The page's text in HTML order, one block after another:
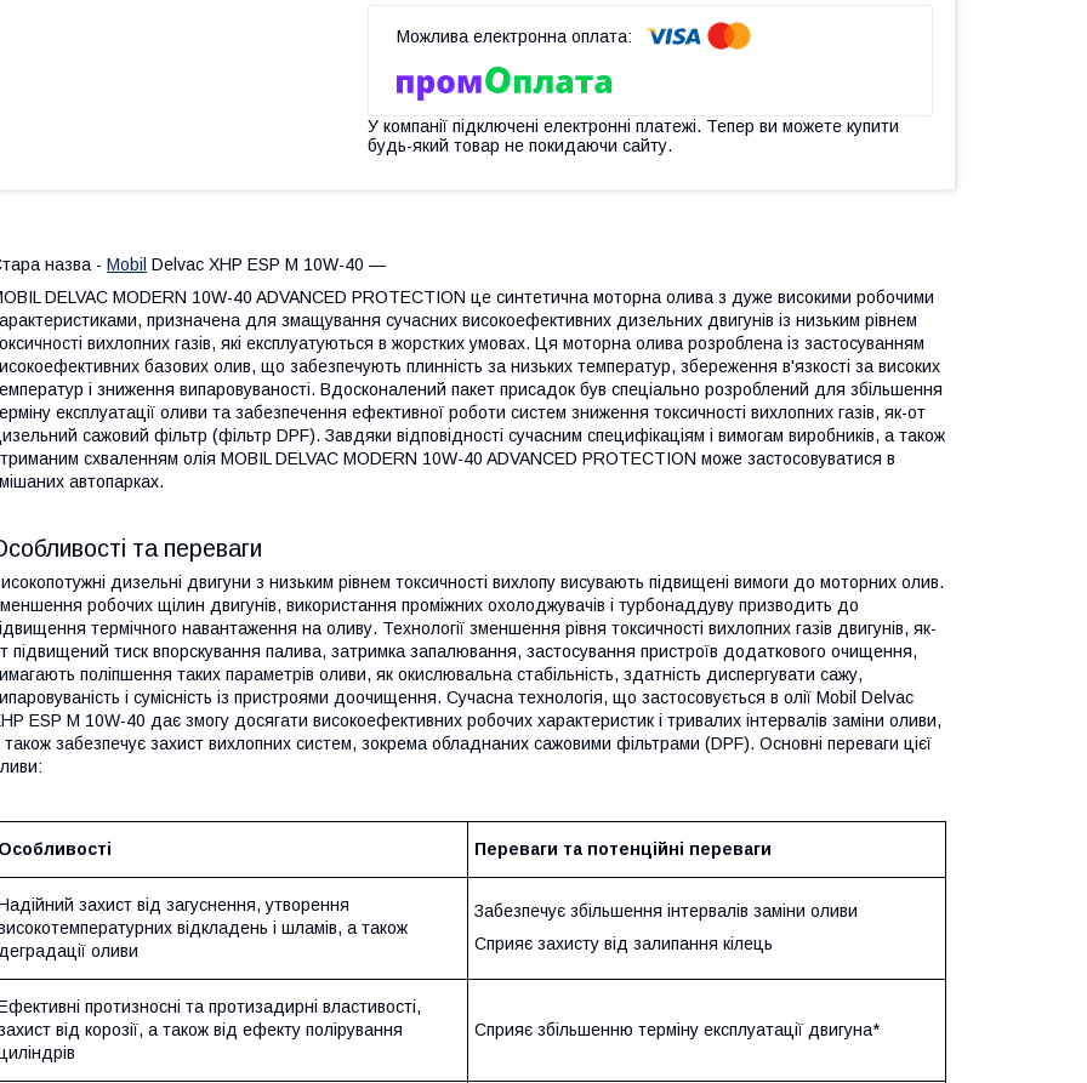
У компанії підключені електронні платежі. Тепер ви можете купити
будь-який товар не покидаючи сайту.
назва - Mobil Delvac XHP ESP M 10W-40 —
DELVAC MODERN 10W-40 ADVANCED PROTECTION це синтетична моторна олива з дуже високими робочими
призначена для змащування сучасних високоефективних дизельних двигунів із низьким рівнем
вихлопних газів, які експлуатуються в жорстких умовах. Ця моторна олива розроблена із застосуванням
базових олив, що забезпечують плинність за низьких температур, збереження в'язкості за високих
і зниження випаровуваності. Вдосконалений пакет присадок був спеціально розроблений для збільшення
експлуатації оливи та забезпечення ефективної роботи систем зниження токсичності вихлопних газів, як-от
сажовий фільтр (фільтр DPF). Завдяки відповідності сучасним специфікаціям і вимогам виробників, а також
схваленням олія MOBIL DELVAC MODERN 10W-40 ADVANCED PROTECTION може застосовуватися в
автопарках.
та переваги
дизельні двигуни з низьким рівнем токсичності вихлопу висувають підвищені вимоги до моторних олив.
робочих щілин двигунів, використання проміжних охолоджувачів і турбонаддуву призводить до
термічного навантаження на оливу. Технології зменшення рівня токсичності вихлопних газів двигунів, як-
підвищений тиск впорскування палива, затримка запалювання, застосування пристроїв додаткового очищення,
поліпшення таких параметрів оливи, як окислювальна стабільність, здатність диспергувати сажу,
і сумісність із пристроями доочищення. Сучасна технологія, що застосовується в олії Mobil Delvac
ESP M 10W-40 дає змогу досягати високоефективних робочих характеристик і тривалих інтервалів заміни оливи,
також забезпечує захист вихлопних систем, зокрема обладнаних сажовими фільтрами (DPF). Основні переваги цієї
Переваги та потенційні переваги
захист від загуснення, утворення
відкладень і шламів, а також
оливи
Забезпечує збільшення інтервалів заміни оливи
Сприяє захисту від залипання кілець
протизносні та протизадирні властивості,
від корозії, а також від ефекту полірування
Сприяє збільшенню терміну експлуатації двигуна*